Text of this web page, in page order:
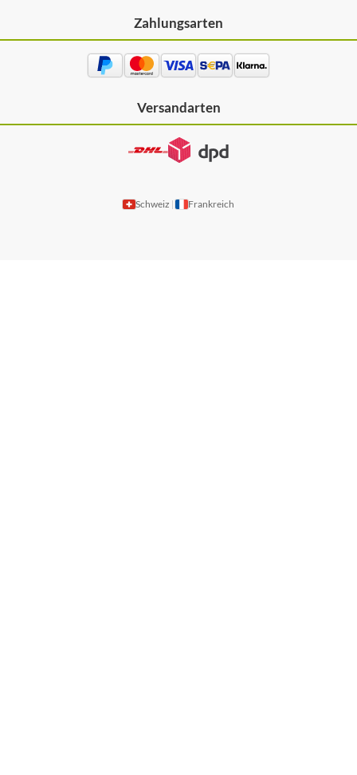
Zahlungsarten
Versandarten
Schweiz Frankreich